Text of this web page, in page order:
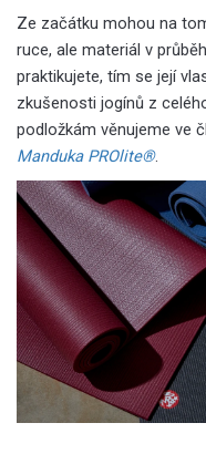
Ze začátku mohou na
ruce, ale materiál v
praktikujete, tím se její
zkušenosti jogínů z
podložkám věnujeme ve
Manduka PROlite®.